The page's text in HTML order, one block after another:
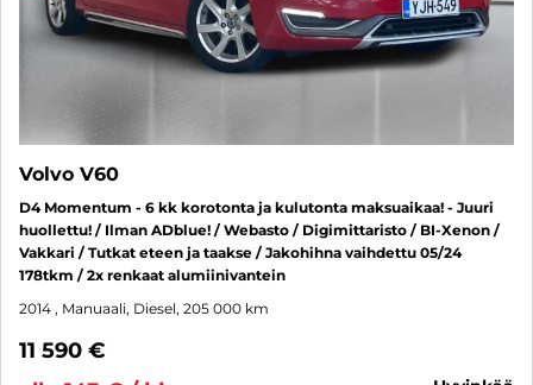
Volvo V60
D4 Momentum - 6 kk korotonta ja kulutonta maksuaikaa! - Juuri
huollettu! / Ilman ADblue! / Webasto / Digimittaristo / BI-Xenon /
Vakkari / Tutkat eteen ja taakse / Jakohihna vaihdettu 05/24
178tkm / 2x renkaat alumiinivantein
2014 , Manuaali, Diesel, 205 000 km
11 590 €